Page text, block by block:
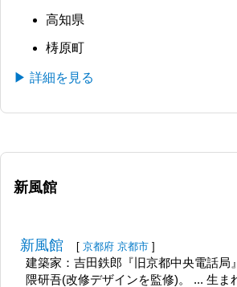
高知県
梼原町
▶ 詳細を見る
新風館
新風館 [ 京都府 京都市 ]
建築家：吉田鉄郎『旧京都中央電話局
隈研吾(改修デザインを監修)。 ... 生ま